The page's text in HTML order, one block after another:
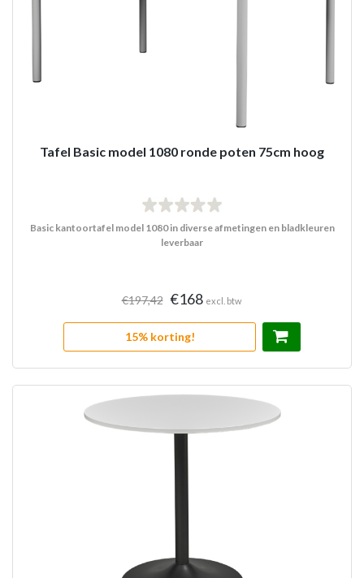
Tafel Basic model 1080 ronde poten 75cm hoog
Basic kantoortafel model 1080 in diverse afmetingen en bladkleuren
leverbaar
€197,42 €168 excl. btw
15% korting!